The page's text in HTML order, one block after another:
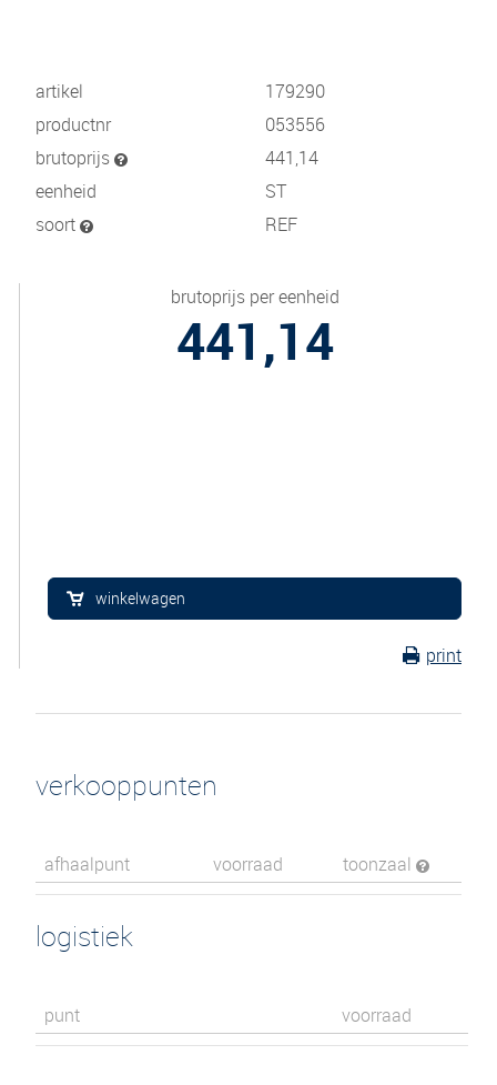
artikel
179290
productnr
053556
brutoprijs
441,14
eenheid
ST
soort
REF
brutoprijs per eenheid
441,14
winkelwagen
print
verkooppunten
afhaalpunt voorraad toonzaal
logistiek
punt voorraad